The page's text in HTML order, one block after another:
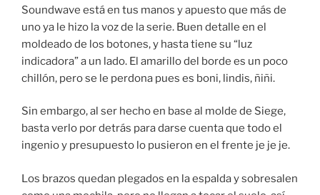
Soundwave está en tus manos y apuesto que más de
uno ya le hizo la voz de la serie. Buen detalle en el
moldeado de los botones, y hasta tiene su “luz
indicadora” a un lado. El amarillo del borde es un poco
chillón, pero se le perdona pues es boni, lindis, ñiñi.
Sin embargo, al ser hecho en base al molde de Siege,
basta verlo por detrás para darse cuenta que todo el
ingenio y presupuesto lo pusieron en el frente je je je.
Los brazos quedan plegados en la espalda y sobresalen